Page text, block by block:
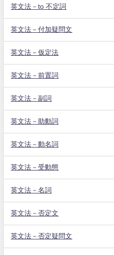
英文法－to 不定詞
英文法－付加疑問文
英文法－仮定法
英文法－前置詞
英文法－副詞
英文法－助動詞
英文法－動名詞
英文法－受動態
英文法－名詞
英文法－否定文
英文法－否定疑問文